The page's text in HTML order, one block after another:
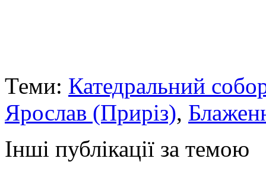
Теми: Катедральний
Ярослав (Приріз),
Інші публікації за темою